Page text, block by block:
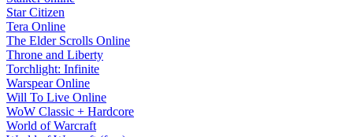
Star Citizen
Tera Online
The Elder Scrolls Online
Throne and Liberty
Torchlight: Infinite
Warspear Online
Will To Live Online
WoW Classic + Hardcore
World of Warcraft